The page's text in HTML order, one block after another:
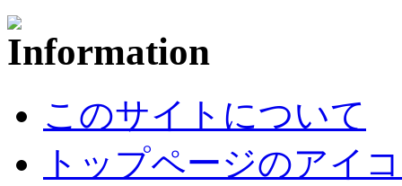
このサイトについて
トップページのアイ